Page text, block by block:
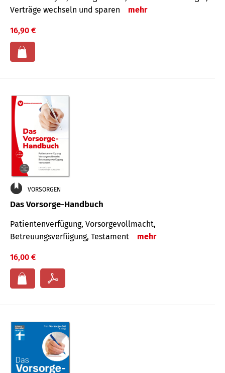
Verträge wechseln und sparen
mehr
16,90 €
VORSORGEN
Das Vorsorge-Handbuch
Patientenverfügung, Vorsorgevollmacht,
Betreuungsverfügung, Testament
mehr
16,00 €